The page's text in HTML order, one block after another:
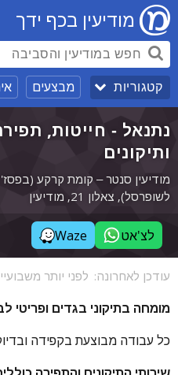
מודיעין בכף ידך
קטגוריות מבצעים
נתנאל - חייטות,
ותיקונים
מודיעין סנטר – קומת קרקע
לשופרסל), צאלון 21, מודיעין
לצ'אט Waze
עודכן לאחרונה: לפני יותר
מומחה בתיקוני בגדים ופריטי
כל עבודה מבוצעת בקפידה